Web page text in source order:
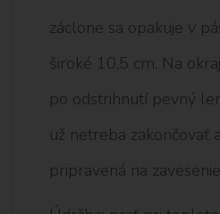
záclone sa opakuje v
široké 10,5 cm. Na
po odstrihnutí pevný
už netreba zakončovať
pripravená na